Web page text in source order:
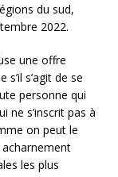
du sud,
2022.
une offre
s’agit de se
personne qui
ne s’inscrit pas à
on peut le
les plus